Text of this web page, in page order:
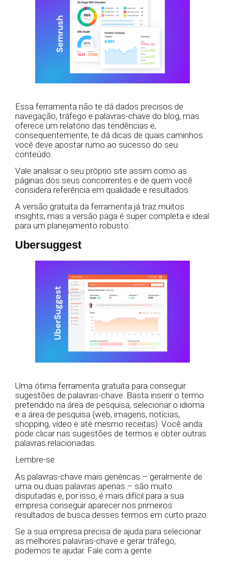
Essa ferramenta não te dá dados precisos de
navegação, tráfego e palavras-chave do blog, mas
oferece um relatório das tendências e,
consequentemente, te dá dicas de quais caminhos
você deve apostar rumo ao sucesso do seu
conteúdo.
Vale analisar o seu próprio site assim como as
páginas dos seus concorrentes e de quem você
considera referência em qualidade e resultados.
A versão gratuita da ferramenta já traz muitos
insights, mas a versão paga é super completa e ideal
para um planejamento robusto.
Ubersuggest
Uma ótima ferramenta gratuita para conseguir
sugestões de palavras-chave. Basta inserir o termo
pretendido na área de pesquisa, selecionar o idioma
e a área de pesquisa (web, imagens, notícias,
shopping, vídeo e até mesmo receitas). Você ainda
pode clicar nas sugestões de termos e obter outras
palavras relacionadas.
Lembre-se:
As palavras-chave mais genéricas – geralmente de
uma ou duas palavras apenas – são muito
disputadas e, por isso, é mais difícil para a sua
empresa conseguir aparecer nos primeiros
resultados de busca desses termos em curto prazo.
Se a sua empresa precisa de ajuda para selecionar
as melhores palavras-chave e gerar tráfego,
podemos te ajudar. Fale com a gente